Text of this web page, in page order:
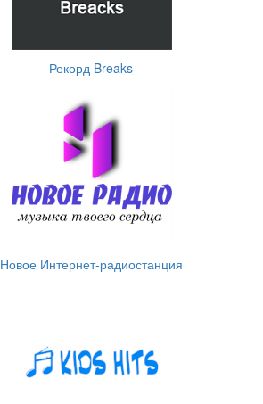
Рекорд Breaks
Новое Интернет-радиостанция